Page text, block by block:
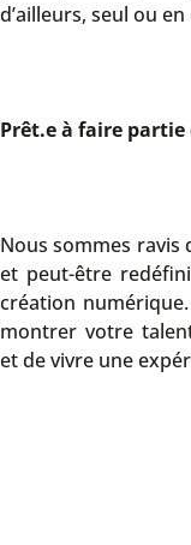
d’ailleurs, seul ou
Prêt.e à faire partie
Nous sommes ravis
et peut-être
création
montrer votre
et de vivre une